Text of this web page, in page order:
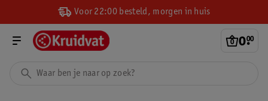
Voor 22:00 besteld, morgen in huis
0.
00